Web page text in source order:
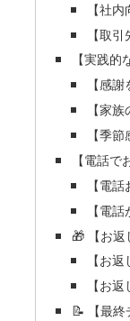
【社
【取
【実践的
【感
【家
【季
【電話で
【電
【電
🎁 【お返
【お
【お
📝 【最終